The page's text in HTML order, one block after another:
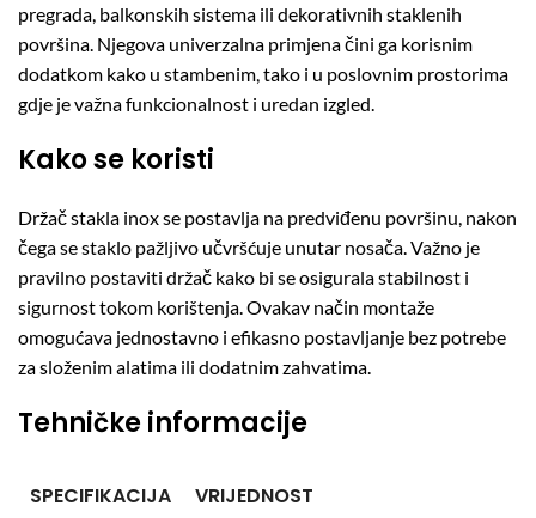
pregrada, balkonskih sistema ili dekorativnih staklenih
površina. Njegova univerzalna primjena čini ga korisnim
dodatkom kako u stambenim, tako i u poslovnim prostorima
gdje je važna funkcionalnost i uredan izgled.
Kako se koristi
Držač stakla inox se postavlja na predviđenu površinu, nakon
čega se staklo pažljivo učvršćuje unutar nosača. Važno je
pravilno postaviti držač kako bi se osigurala stabilnost i
sigurnost tokom korištenja. Ovakav način montaže
omogućava jednostavno i efikasno postavljanje bez potrebe
za složenim alatima ili dodatnim zahvatima.
Tehničke informacije
SPECIFIKACIJA VRIJEDNOST